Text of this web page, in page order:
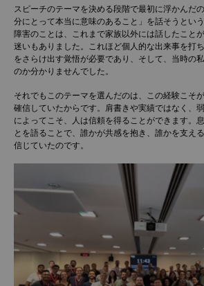
スピーチのテーマを決める段階で最初に浮かん
分にとって本当に意味のあること」を話そうとい
障害のことは、これまで家族以外には話したこと
迷いもありました。これほど個人的な出来事を打
をさらけ出す覚悟が必要であり、そして、当時の
のか分かりませんでした。
それでもこのテーマを選んだのは、この経験こそ
確信していたからです。肩書きや実績ではなく、
によってこそ、人は信頼を得ることができます。
とを語ることで、誰かが共感を抱き、誰かを支え
信じていたのです。